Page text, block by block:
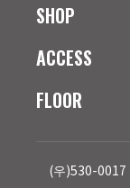
SHOP
ACCESS
FLOOR
(우)530-0017